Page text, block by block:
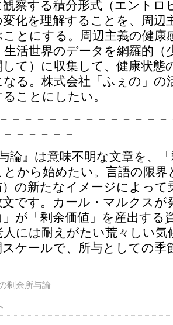
察する積分形式（エントロ
化を理解することを、周辺
とにする。周辺主義の健康
活世界のデータを網羅的（
て）に収集して、健康状態
なる。株式会社「ふぇの」の
ことにしたい。
－－－－－－－－－－－－
－－－－－
与論』は意味不明な文章を、
とから始めたい。言語の限
）の新たなイメージによっ
です。カール・マルクスが
が「剰余価値」を産出する
には耐えがたい荒々しい気
ケールで、所与としての季
剰余所与論